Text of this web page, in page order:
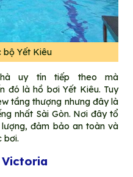
bộ Yết Kiêu
uy tín tiếp theo mà
đó là hồ bơi Yết Kiêu. Tuy
tầng thượng nhưng đây là
nhất Sài Gòn. Nơi đây tổ
đảm bảo an toàn và
bơi.
Victoria